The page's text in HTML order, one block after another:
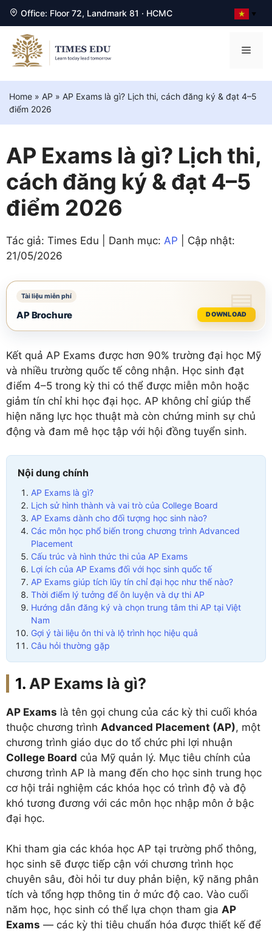
Office: Floor 72, Landmark 81 · HCMC ▼
Chuyển
đến
nội
dung
Home » AP » AP Exams là gì? Lịch thi, cách đăng ký & đạt 4–5
điểm 2026
AP Exams là gì? Lịch thi,
cách đăng ký & đạt 4–5
điểm 2026
Tác giả: Times Edu | Danh mục: AP | Cập nhật:
21/05/2026
AP Brochure DOWNLOAD
Kết quả AP Exams được hơn 90% trường đại học Mỹ
và nhiều trường quốc tế công nhận. Học sinh đạt
điểm 4–5 trong kỳ thi có thể được miễn môn hoặc
giảm tín chỉ khi học đại học. AP không chỉ giúp thể
hiện năng lực học thuật mà còn chứng minh sự chủ
động và đam mê học tập với hội đồng tuyển sinh.
Nội dung chính
AP Exams là gì?
Lịch sử hình thành và vai trò của College Board
AP Exams dành cho đối tượng học sinh nào?
Các môn học phổ biến trong chương trình Advanced
Placement
Cấu trúc và hình thức thi của AP Exams
Lợi ích của AP Exams đối với học sinh quốc tế
AP Exams giúp tích lũy tín chỉ đại học như thế nào?
Thời điểm lý tưởng để ôn luyện và dự thi AP
Hướng dẫn đăng ký và chọn trung tâm thi AP tại Việt
Nam
Gợi ý tài liệu ôn thi và lộ trình học hiệu quả
Câu hỏi thường gặp
AP Exams là gì?
AP Exams là tên gọi chung của các kỳ thi cuối khóa
thuộc chương trình Advanced Placement (AP), một
chương trình giáo dục do tổ chức phi lợi nhuận
College Board của Mỹ quản lý. Mục tiêu chính của
chương trình AP là mang đến cho học sinh trung học
cơ hội trải nghiệm các khóa học có trình độ và độ
khó tương đương với các môn học nhập môn ở bậc
đại học.
Khi tham gia các khóa học AP tại trường phổ thông,
học sinh sẽ được tiếp cận với chương trình học
chuyên sâu, đòi hỏi tư duy phản biện, kỹ năng phân
tích và tổng hợp thông tin ở mức độ cao. Vào cuối
năm học, học sinh có thể lựa chọn tham gia AP
Exams — các kỳ thi tiêu chuẩn hóa được thiết kế để